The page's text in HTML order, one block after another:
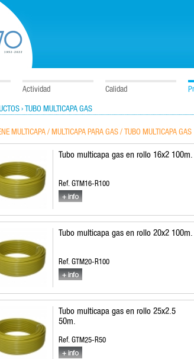
Actividad Calidad
› TUBO MULTICAPA GAS
MULTICAPA / MULTICAPA PARA GAS / TUBO MULTICAPA GAS
Tubo multicapa gas en rollo 16x2 100m.
Ref. GTM16-R100
Tubo multicapa gas en rollo 20x2 100m.
Ref. GTM20-R100
Tubo multicapa gas en rollo 25x2.5
50m.
Ref. GTM25-R50